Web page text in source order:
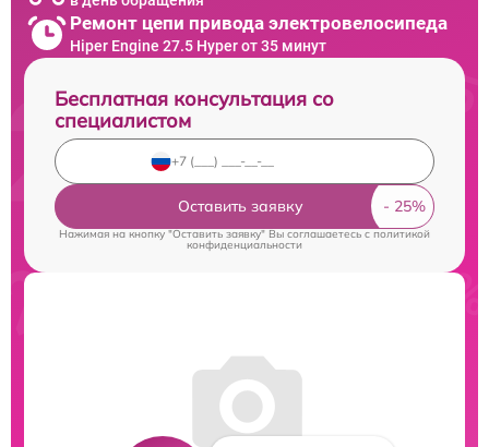
Ремонт цепи привода электровелосипеда
Hiper Engine 27.5 Нyper от 35 минут
Бесплатная консультация со
специалистом
Оставить заявку
Нажимая на кнопку "Оставить заявку" Вы соглашаетесь cполитикой
конфиденциальности